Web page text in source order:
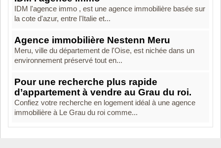
IDM l'agence immo , est une agence immobilière basée sur
la cote d'azur, entre l'Italie et...
Agence immobilière Nestenn Meru
Meru, ville du département de l'Oise, est nichée dans un
environnement préservé tout en...
Pour une recherche plus rapide
d’appartement à vendre au Grau du roi.
Confiez votre recherche en logement idéal à une agence
immobilière à Le Grau du roi comme...